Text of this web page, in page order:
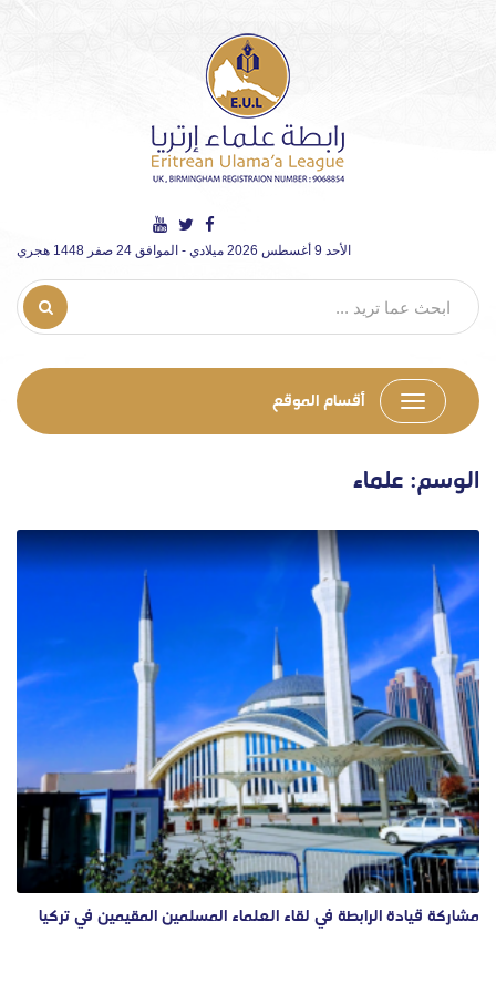
الأحد 9 أغسطس 2026 ميلادي - الموافق 24 صفر 1448 هجري
أقسام الموقع
الوسم:علماء
مشاركة قيادة الرابطة في لقاء العلماء المسلمين المقيمين في تركيا